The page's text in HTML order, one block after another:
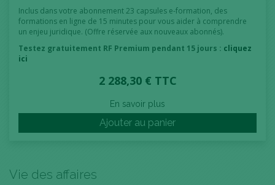
Inclus dans votre abonnement 23 capsules e-formation, des
formations en ligne de 15 minutes pour vous aider à comprendre
un enjeu juridique. (Offre réservée aux nouveaux abonnés).
Testez gratuitement RF Premium pendant 15 jours : cliquez
ici
2 288,30 € TTC
En savoir plus
Ajouter au panier
Vie des affaires